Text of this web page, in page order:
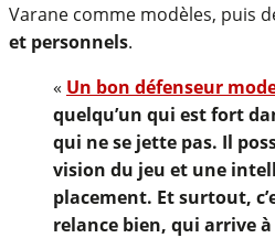
Varane comme modèles, puis
et personnels.
« Un bon défenseur
quelqu’un qui est fort
qui ne se jette pas. Il
vision du jeu et une
placement. Et surtout,
relance bien, qui arrive à